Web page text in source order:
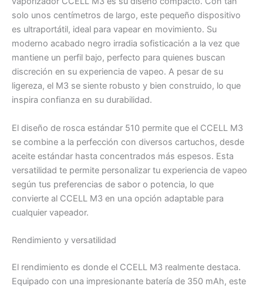
solo unos centímetros de largo, este pequeño dispositivo
es ultraportátil, ideal para vapear en movimiento. Su
moderno acabado negro irradia sofisticación a la vez que
mantiene un perfil bajo, perfecto para quienes buscan
discreción en su experiencia de vapeo. A pesar de su
ligereza, el M3 se siente robusto y bien construido, lo que
inspira confianza en su durabilidad.
El diseño de rosca estándar 510 permite que el CCELL M3
se combine a la perfección con diversos cartuchos, desde
aceite estándar hasta concentrados más espesos. Esta
versatilidad te permite personalizar tu experiencia de vapeo
según tus preferencias de sabor o potencia, lo que
convierte al CCELL M3 en una opción adaptable para
cualquier vapeador.
Rendimiento y versatilidad
El rendimiento es donde el CCELL M3 realmente destaca.
Equipado con una impresionante batería de 350 mAh, este